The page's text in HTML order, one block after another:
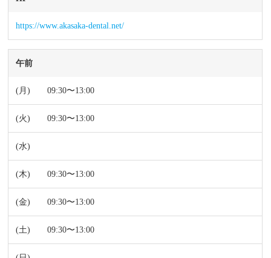
https://www.akasaka-dental.net/
午前
09:30〜13:00
09:30〜13:00
09:30〜13:00
09:30〜13:00
09:30〜13:00